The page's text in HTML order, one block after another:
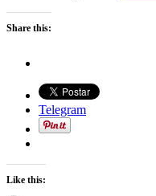
Share this:
Telegram
Like this: